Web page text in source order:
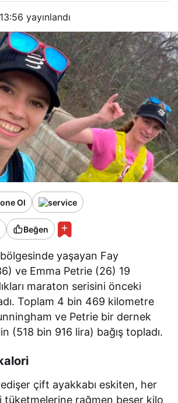
yayınlandı
Ol
Beğen
yaşayan Fay
ve Emma Petrie (26) 19
maraton serisini önceki
Toplam 4 bin 469 kilometre
ve Petrie bir dernek
(518 bin 916 lira) bağış topladı.
çift ayakkabı eskiten, her
tüketmelerine rağmen beşer kilo